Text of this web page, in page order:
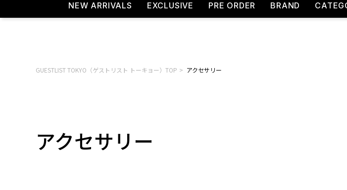
NEW ARRIVALS EXCLUSIVE PRE ORDER BRAND
GUESTLIST TOKYO（ゲストリスト トーキョー）TOP アクセサリー
アクセサリー